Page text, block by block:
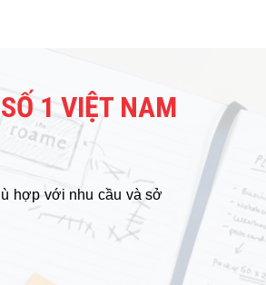
1 VIỆT NAM
hợp với nhu cầu và sở